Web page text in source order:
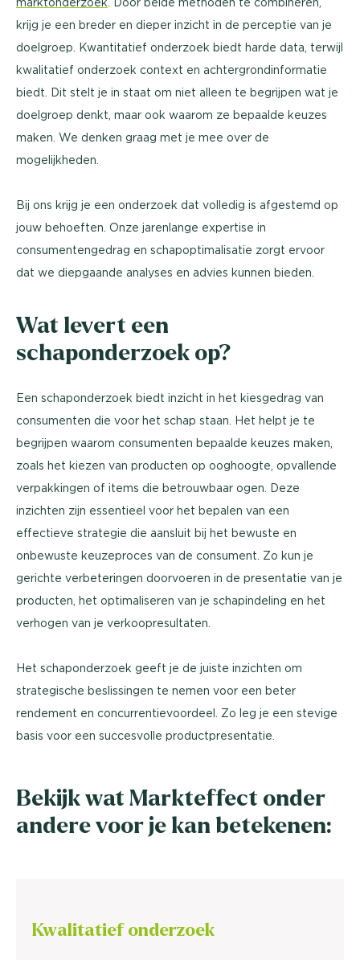
krijg je een breder en dieper inzicht in de perceptie van je
doelgroep. Kwantitatief onderzoek biedt harde data, terwijl
kwalitatief onderzoek context en achtergrondinformatie
biedt. Dit stelt je in staat om niet alleen te begrijpen wat je
doelgroep denkt, maar ook waarom ze bepaalde keuzes
maken. We denken graag met je mee over de
mogelijkheden.
Bij ons krijg je een onderzoek dat volledig is afgestemd op
jouw behoeften. Onze jarenlange expertise in
consumentengedrag en schapoptimalisatie zorgt ervoor
dat we diepgaande analyses en advies kunnen bieden.
Wat levert een
schaponderzoek op?
Een schaponderzoek biedt inzicht in het kiesgedrag van
consumenten die voor het schap staan. Het helpt je te
begrijpen waarom consumenten bepaalde keuzes maken,
zoals het kiezen van producten op ooghoogte, opvallende
verpakkingen of items die betrouwbaar ogen. Deze
inzichten zijn essentieel voor het bepalen van een
effectieve strategie die aansluit bij het bewuste en
onbewuste keuzeproces van de consument. Zo kun je
gerichte verbeteringen doorvoeren in de presentatie van je
producten, het optimaliseren van je schapindeling en het
verhogen van je verkoopresultaten.
Het schaponderzoek geeft je de juiste inzichten om
strategische beslissingen te nemen voor een beter
rendement en concurrentievoordeel. Zo leg je een stevige
basis voor een succesvolle productpresentatie.
Bekijk wat Markteffect onder
andere voor je kan betekenen:
Kwalitatiefonderzoek